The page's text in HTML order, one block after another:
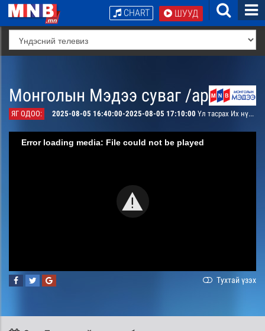
ШУУД
CHART
Монголын Мэдээ суваг /архив/
ЯГ ОДОО: 2025-08-05 16:40:00-2025-08-05 17:10:00 Үл тасрах Их нүүдлийн жим
Error loading media: File could not be played
Тухтай үзэх